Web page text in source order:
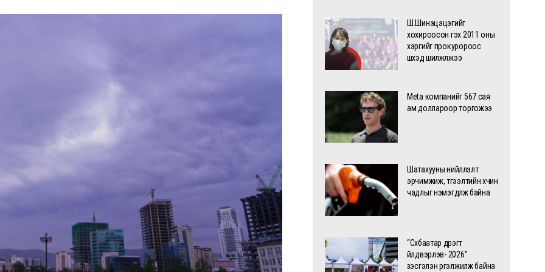
Ш.Шинэцэцэгийг
хохироосон гэх 2011 оны
хэргийг прокуророос
шүүхэд шилжүүлжээ
Meta компанийг 567 сая
ам.доллароор торгожээ
Шатахууны нийлүүлэлт
эрчимжиж, түгээлтийн хүчин
чадлыг нэмэгдүүлж байна
“Сүхбаатар дүүрэгт
үйлдвэрлэв- 2026”
үзэсгэлэн үргэлжилж байна